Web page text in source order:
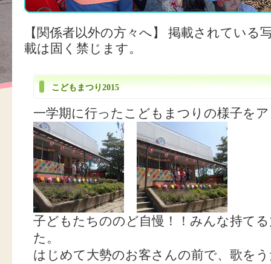
【関係者以外の方々へ】 掲載されている
載は固く禁じます。
こどもまつり2015
一学期に行ったこどもまつりの様子を
子どもたちののど自慢！！みんな持て
た。
はじめて大勢のお客さんの前で、歌を